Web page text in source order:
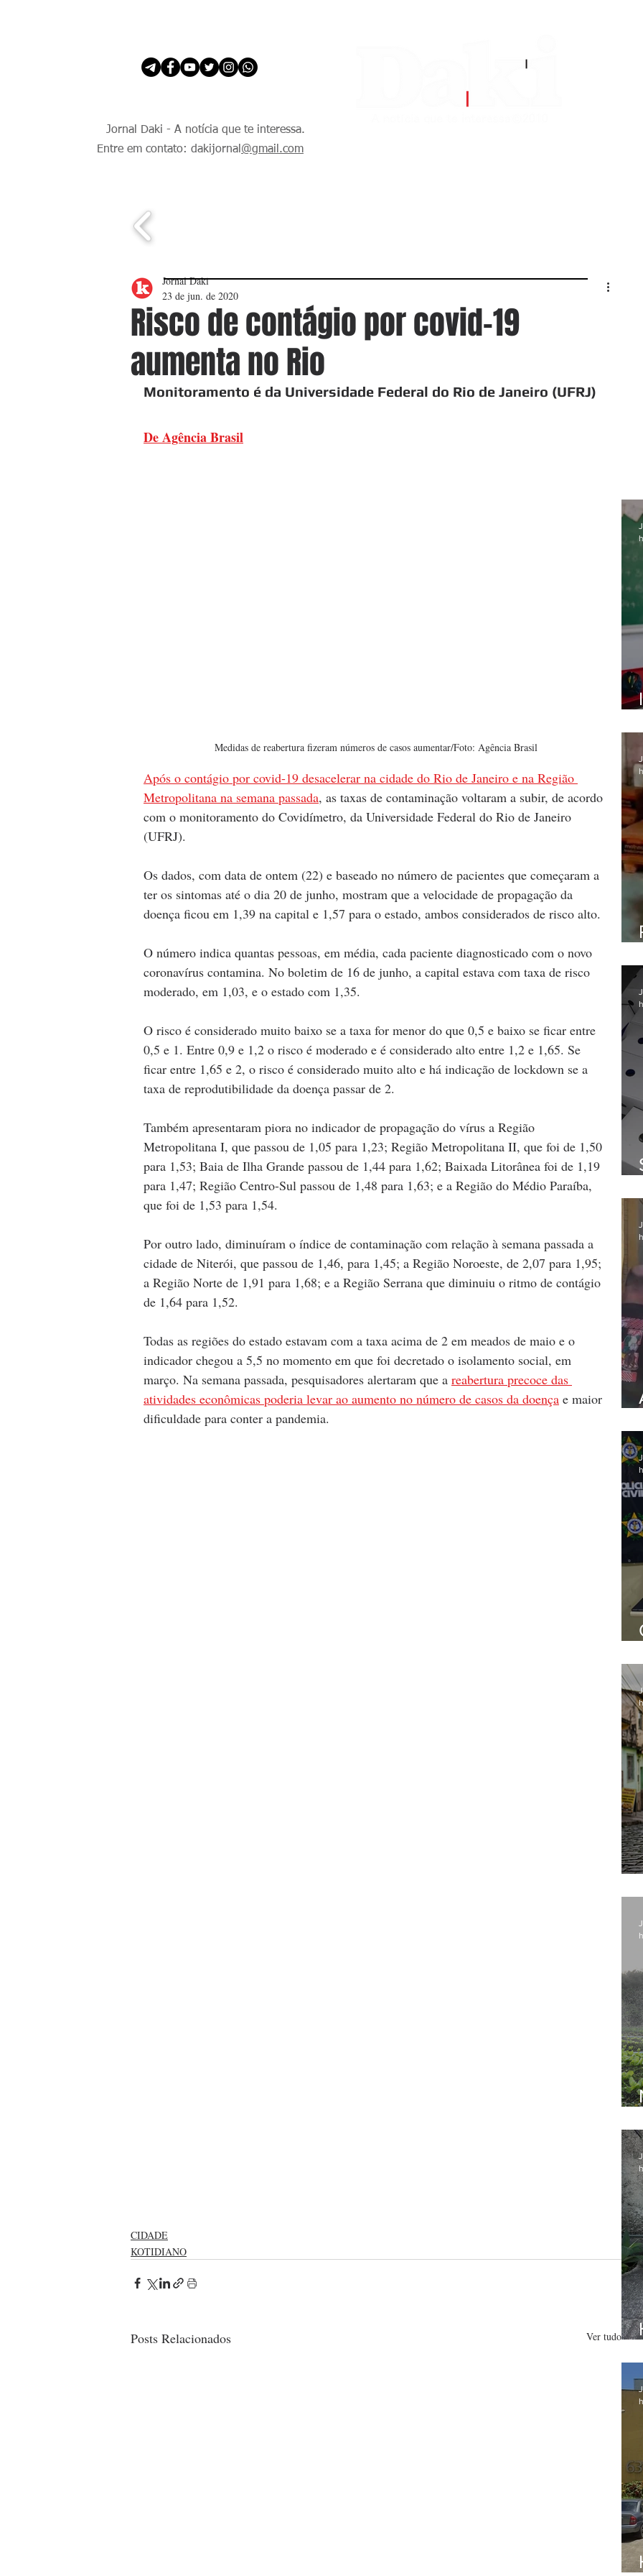
Jornal Daki - A notícia que te interessa.
Entre em contato: dakijornal @gmail.com
Risco de contágio por covid-19
aumenta no Rio
Jornal Daki
23 de jun. de 2020
Monitoramento é da Universidade Federal do Rio de Janeiro (UFRJ)
De Agência Brasil
Medidas de reabertura fizeram números de casos aumentar/Foto: Agência Brasil
Após o contágio por covid-19 desacelerar na cidade do Rio de Janeiro e na Região
Metropolitana na semana passada, as taxas de contaminação voltaram a subir, de acordo
com o monitoramento do Covidímetro, da Universidade Federal do Rio de Janeiro
(UFRJ).
Os dados, com data de ontem (22) e baseado no número de pacientes que começaram a
ter os sintomas até o dia 20 de junho, mostram que a velocidade de propagação da
doença ficou em 1,39 na capital e 1,57 para o estado, ambos considerados de risco alto.
O número indica quantas pessoas, em média, cada paciente diagnosticado com o novo
coronavírus contamina. No boletim de 16 de junho, a capital estava com taxa de risco
moderado, em 1,03, e o estado com 1,35.
O risco é considerado muito baixo se a taxa for menor do que 0,5 e baixo se ficar entre
0,5 e 1. Entre 0,9 e 1,2 o risco é moderado e é considerado alto entre 1,2 e 1,65. Se
ficar entre 1,65 e 2, o risco é considerado muito alto e há indicação de lockdown se a
taxa de reprodutibilidade da doença passar de 2.
Também apresentaram piora no indicador de propagação do vírus a Região
Metropolitana I, que passou de 1,05 para 1,23; Região Metropolitana II, que foi de 1,50
para 1,53; Baia de Ilha Grande passou de 1,44 para 1,62; Baixada Litorânea foi de 1,19
para 1,47; Região Centro-Sul passou de 1,48 para 1,63; e a Região do Médio Paraíba,
que foi de 1,53 para 1,54.
Por outro lado, diminuíram o índice de contaminação com relação à semana passada a
cidade de Niterói, que passou de 1,46, para 1,45; a Região Noroeste, de 2,07 para 1,95;
a Região Norte de 1,91 para 1,68; e a Região Serrana que diminuiu o ritmo de contágio
de 1,64 para 1,52.
Todas as regiões do estado estavam com a taxa acima de 2 em meados de maio e o
indicador chegou a 5,5 no momento em que foi decretado o isolamento social, em
março. Na semana passada, pesquisadores alertaram que a reabertura precoce das
atividades econômicas poderia levar ao aumento no número de casos da doença e maior
dificuldade para conter a pandemia.
CIDADE
KOTIDIANO
Posts Relacionados Ver tudo